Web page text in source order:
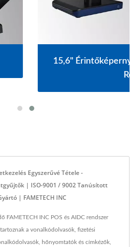
Ventilátor Nélküli POS
Rendszer
Egyszerűvé Tétele -
| ISO-9001 / 9002 Tanúsított
| FAMETECH INC
FAMETECH INC POS és AIDC rendszer
a vonalkódolvasók, fizetési
hőnyomtatók és címkézők,